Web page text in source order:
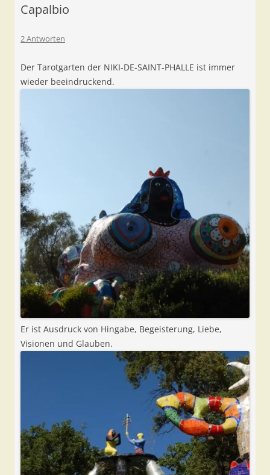
Capalbio
2 Antworten
Der Tarotgarten der NIKI-DE-SAINT-PHALLE ist immer
wieder beeindruckend.
Er ist Ausdruck von Hingabe, Begeisterung, Liebe,
Visionen und Glauben.